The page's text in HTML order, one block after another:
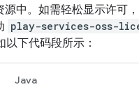
源中。如需轻松显示许可
play-services-oss-
以下代码段所示：
Java